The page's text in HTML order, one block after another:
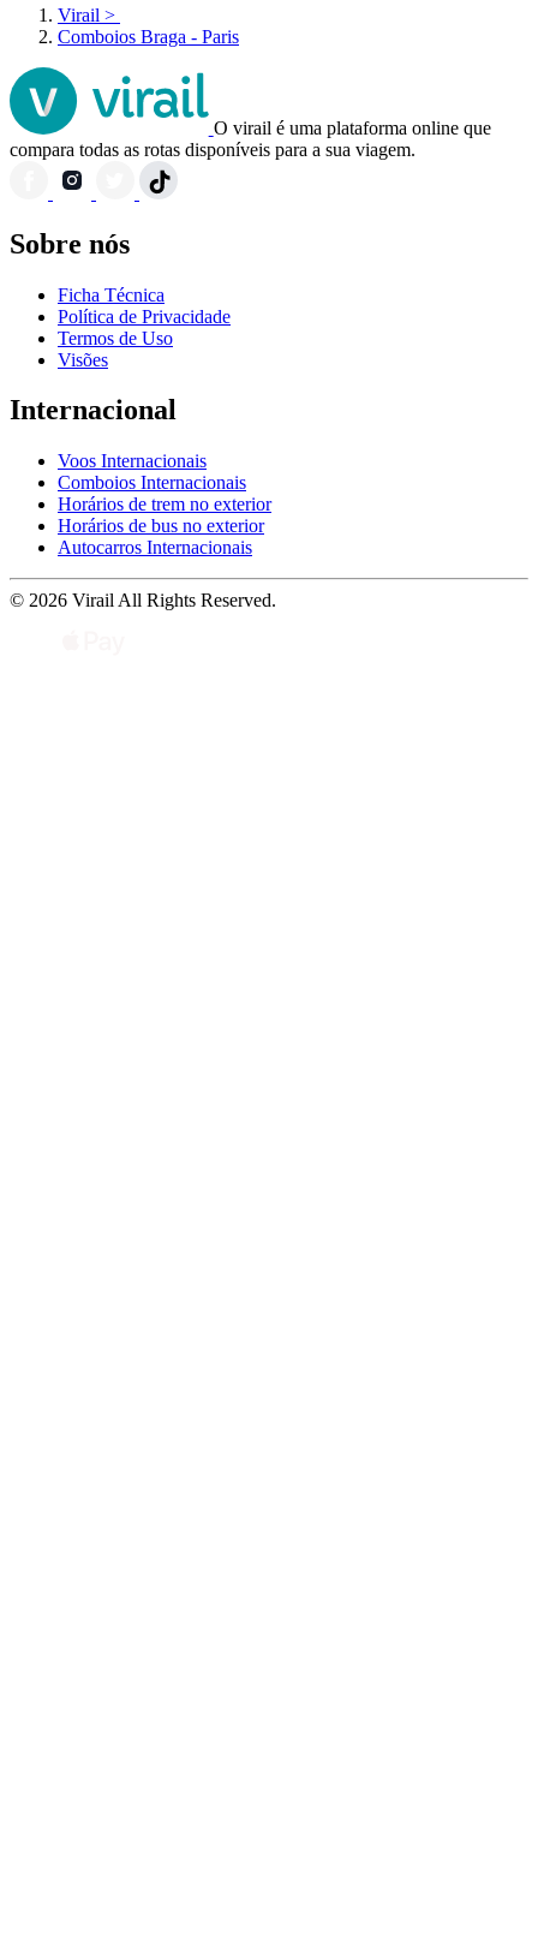
Virail >
Comboios Braga - Paris
O virail é uma plataforma online que
compara todas as rotas disponíveis para a sua viagem.
Sobre nós
Ficha Técnica
Política de Privacidade
Termos de Uso
Visões
Internacional
Voos Internacionais
Comboios Internacionais
Horários de trem no exterior
Horários de bus no exterior
Autocarros Internacionais
© 2026 Virail All Rights Reserved.